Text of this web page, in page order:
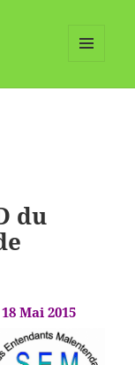
du
Mai 2015